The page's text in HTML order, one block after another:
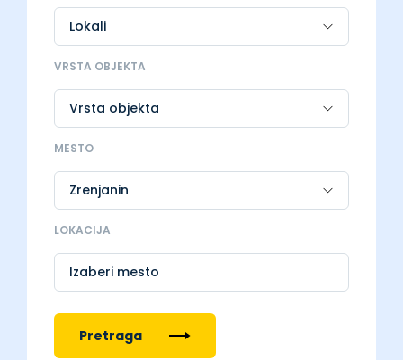
VRSTA OBJEKTA
MESTO
LOKACIJA
Izaberi mesto
Pretraga